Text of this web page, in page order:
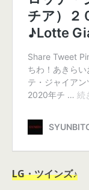
LG・ツインズ♪